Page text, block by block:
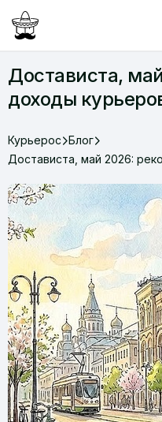
Достависта,
доходы
Курьерос Блог
Достависта, май 2026: